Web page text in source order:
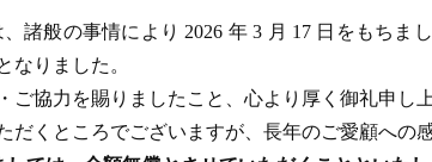
諸般の事情により 2026 年 3 月 17 日をもちま
なりました。
協力を賜りましたこと、心より厚く御礼申し上
くところでございますが、長年のご愛顧への